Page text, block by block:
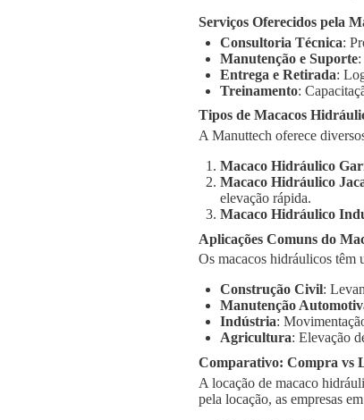
Serviços Oferecidos pela
Consultoria Técnica:
Manutenção e Suporte
Entrega e Retirada:
Treinamento:
Tipos de Macacos
A Manuttech oferece
Macaco Hidráulico
Macaco Hidráulico
elevação rápida.
Macaco Hidráulico
Aplicações Comuns do
Os macacos hidráulicos têm
Construção Civil:
Manutenção
Indústria:
Agricultura: Elevação
Comparativo: Compra vs
A locação de macaco
pela locação, as empresas